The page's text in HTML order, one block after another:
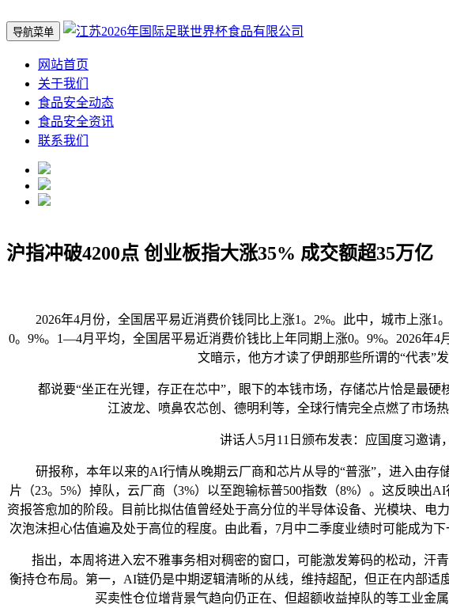
导航菜单
网站首页
关于我们
食品安全动态
食品安全资讯
联系我们
沪指冲破4200点 创业板指大涨35% 成交额超35万亿
2026年4月份，全国居平易近消费价钱同比上涨1。2%。此中，城市上涨1
0。9%。1—4月平均，全国居平易近消费价钱比上年同期上涨0。9%。2026年
文暗示，他方才读了伊朗那些所谓的“代表”
都说要“坐正在光锂，存正在芯中”，眼下的本钱市场，存储芯片恰是最硬
江波龙、喷鼻农芯创、德明利等，全球行情完全点燃了市场
讲话人5月11日颁布发表：应国度习邀请，
研报称，本年以来的AI行情从晚期云厂商和芯片从导的“普涨”，进入由存
片（23。5%）掉队，云厂商（3%）以至跑输标普500指数（8%）。这反映
资报答愈加的阶段。目前比拟估值曾经处于高分位的半导体设备、光模块、电
次泡沫担心估值遍及处于高位的程度。由此看，7月中二季度业绩时可能成为
指出，本周将进入宏不雅事务相对稠密的窗口，可能激发筹码的松动，汗
衡持仓布局。第一，AI链仍是中期逻辑清晰的从线，维持超配，但正在内部
买卖性仓位增背景气趋向仍正在、但超额收益掉队的等工业金